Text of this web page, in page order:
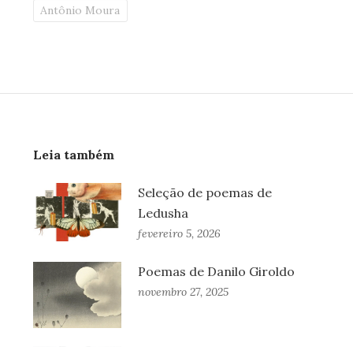
Antônio Moura
Leia também
Seleção de poemas de
Ledusha
fevereiro 5, 2026
Poemas de Danilo Giroldo
novembro 27, 2025